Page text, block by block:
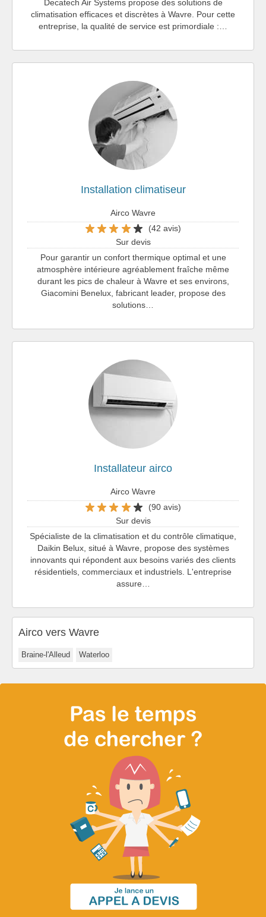
Decatech Air Systems propose des solutions de
climatisation efficaces et discrètes à Wavre. Pour cette
entreprise, la qualité de service est primordiale :…
Installation climatiseur
Airco Wavre
(42 avis)
Sur devis
Pour garantir un confort thermique optimal et une
atmosphère intérieure agréablement fraîche même
durant les pics de chaleur à Wavre et ses environs,
Giacomini Benelux, fabricant leader, propose des
solutions…
Installateur airco
Airco Wavre
(90 avis)
Sur devis
Spécialiste de la climatisation et du contrôle climatique,
Daikin Belux, situé à Wavre, propose des systèmes
innovants qui répondent aux besoins variés des clients
résidentiels, commerciaux et industriels. L'entreprise
assure…
Airco vers Wavre
Braine-l'Alleud Waterloo